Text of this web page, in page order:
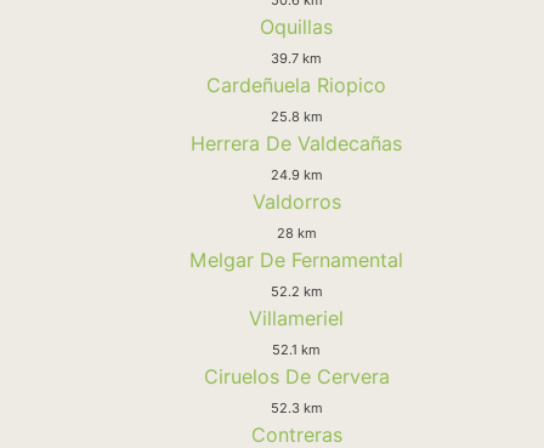
Oquillas
39.7 km
Cardeñuela Riopico
25.8 km
Herrera De Valdecañas
24.9 km
Valdorros
28 km
Melgar De Fernamental
52.2 km
Villameriel
52.1 km
Ciruelos De Cervera
52.3 km
Contreras